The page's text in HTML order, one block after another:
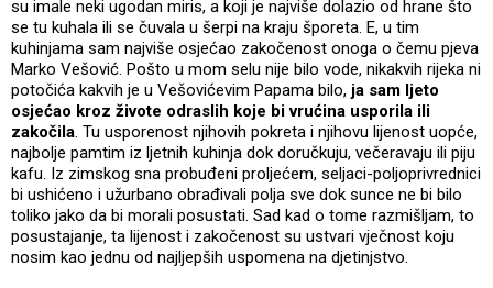
su imale neki ugodan miris, a koji je najviše dolazio od hrane što
se tu kuhala ili se čuvala u šerpi na kraju šporeta. E, u tim
kuhinjama sam najviše osjećao zakočenost onoga o čemu pjeva
Marko Vešović. Pošto u mom selu nije bilo vode, nikakvih rijeka ni
potočića kakvih je u Vešovićevim Papama bilo, ja sam ljeto
osjećao kroz živote odraslih koje bi vrućina usporila ili
zakočila. Tu usporenost njihovih pokreta i njihovu lijenost uopće,
najbolje pamtim iz ljetnih kuhinja dok doručkuju, večeravaju ili piju
kafu. Iz zimskog sna probuđeni proljećem, seljaci-poljoprivrednici
bi ushićeno i užurbano obrađivali polja sve dok sunce ne bi bilo
toliko jako da bi morali posustati. Sad kad o tome razmišljam, to
posustajanje, ta lijenost i zakočenost su ustvari vječnost koju
nosim kao jednu od najljepših uspomena na djetinjstvo.